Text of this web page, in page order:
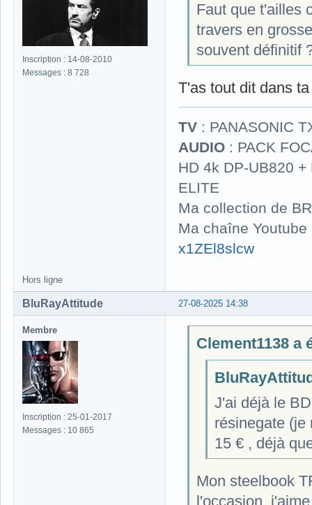
Inscription : 14-08-2010
Messages : 8 728
Faut que t'ailles
travers en
souvent définitif
T'as tout dit dans
TV : PANASONIC
AUDIO : PACK
HD 4k DP-UB820
ELITE
Ma collection de
Ma chaîne
x1ZEl8slcw
Hors ligne
27-08-2025 14:38
BluRayAttitude
Membre
Inscription : 25-01-2017
Messages : 10 865
Clement1138 a
J'ai déjà le
résinegate (je
15 € , déjà
Mon steelbook
l'occasion,